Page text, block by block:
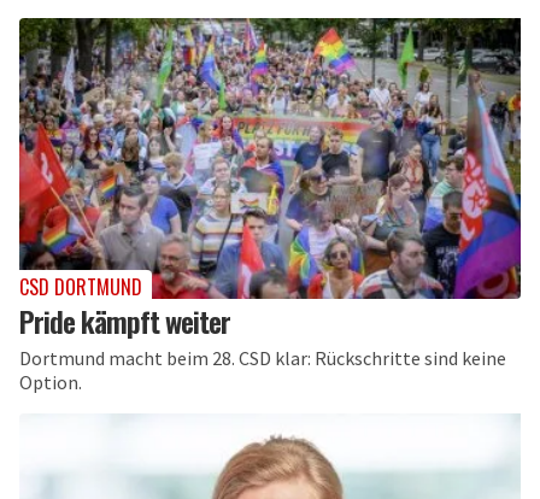
CSD DORTMUND
Pride kämpft weiter
Dortmund macht beim 28. CSD klar: Rückschritte sind keine
Option.